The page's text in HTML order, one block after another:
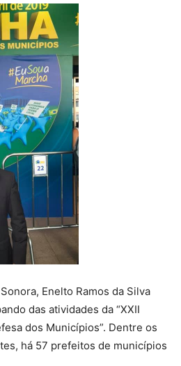
Enelto Ramos da Silva
das atividades da “XXII
dos Municípios”. Dentre os
há 57 prefeitos de municípios